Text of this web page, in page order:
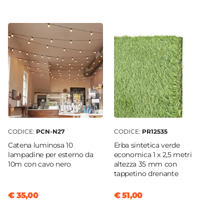
CODICE: PCN-N27
Catena luminosa 10
lampadine per esterno da
10m con cavo nero
€ 35,00
CODICE: PR12535
Erba sintetica verde
economica 1 x 2,5 metri
altezza 35 mm con
tappetino drenante
€ 51,00